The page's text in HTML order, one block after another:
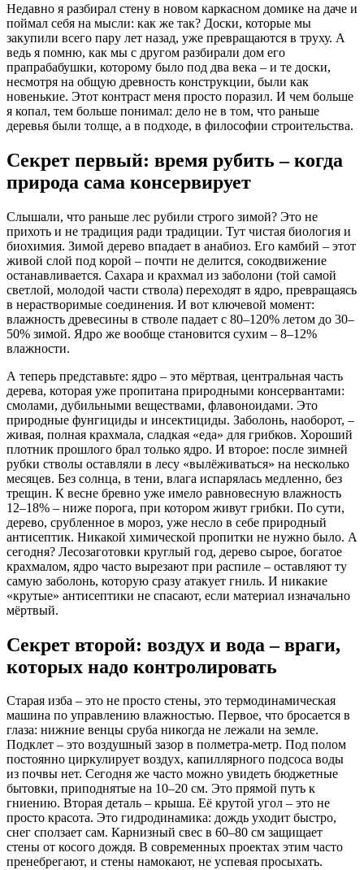
Недавно я разбирал стену в новом каркасном домике на даче и
поймал себя на мысли: как же так? Доски, которые мы
закупили всего пару лет назад, уже превращаются в труху. А
ведь я помню, как мы с другом разбирали дом его
прапрабабушки, которому было под два века – и те доски,
несмотря на общую древность конструкции, были как
новенькие. Этот контраст меня просто поразил. И чем больше
я копал, тем больше понимал: дело не в том, что раньше
деревья были толще, а в подходе, в философии строительства.
Секрет первый: время рубить – когда
природа сама консервирует
Слышали, что раньше лес рубили строго зимой? Это не
прихоть и не традиция ради традиции. Тут чистая биология и
биохимия. Зимой дерево впадает в анабиоз. Его камбий – этот
живой слой под корой – почти не делится, сокодвижение
останавливается. Сахара и крахмал из заболони (той самой
светлой, молодой части ствола) переходят в ядро, превращаясь
в нерастворимые соединения. И вот ключевой момент:
влажность древесины в стволе падает с 80–120% летом до 30–
50% зимой. Ядро же вообще становится сухим – 8–12%
влажности.
А теперь представьте: ядро – это мёртвая, центральная часть
дерева, которая уже пропитана природными консервантами:
смолами, дубильными веществами, флавоноидами. Это
природные фунгициды и инсектициды. Заболонь, наоборот, –
живая, полная крахмала, сладкая «еда» для грибков. Хороший
плотник прошлого брал только ядро. И второе: после зимней
рубки стволы оставляли в лесу «вылёживаться» на несколько
месяцев. Без солнца, в тени, влага испарялась медленно, без
трещин. К весне бревно уже имело равновесную влажность
12–18% – ниже порога, при котором живут грибки. По сути,
дерево, срубленное в мороз, уже несло в себе природный
антисептик. Никакой химической пропитки не нужно было. А
сегодня? Лесозаготовки круглый год, дерево сырое, богатое
крахмалом, ядро часто вырезают при распиле – оставляют ту
самую заболонь, которую сразу атакует гниль. И никакие
«крутые» антисептики не спасают, если материал изначально
мёртвый.
Секрет второй: воздух и вода – враги,
которых надо контролировать
Старая изба – это не просто стены, это термодинамическая
машина по управлению влажностью. Первое, что бросается в
глаза: нижние венцы сруба никогда не лежали на земле.
Подклет – это воздушный зазор в полметра-метр. Под полом
постоянно циркулирует воздух, капиллярного подсоса воды
из почвы нет. Сегодня же часто можно увидеть бюджетные
бытовки, приподнятые на 10–20 см. Это прямой путь к
гниению. Вторая деталь – крыша. Её крутой угол – это не
просто красота. Это гидродинамика: дождь уходит быстро,
снег сползает сам. Карнизный свес в 60–80 см защищает
стены от косого дождя. В современных проектах этим часто
пренебрегают, и стены намокают, не успевая просыхать.